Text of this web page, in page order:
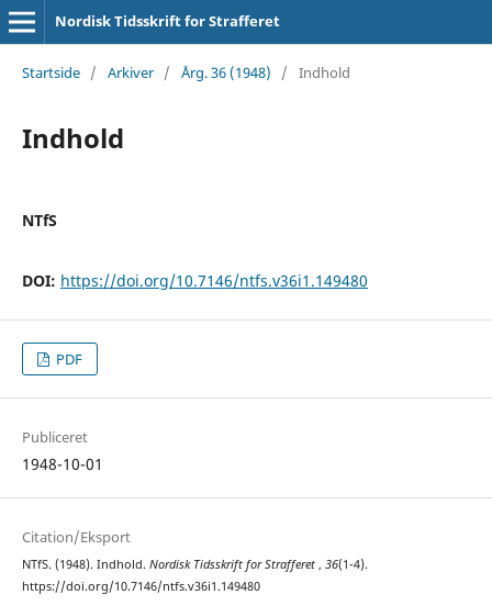
Nordisk Tidsskrift for Strafferet
Startside / Arkiver / Årg. 36 (1948) / Indhold
Indhold
NTfS
DOI: https://doi.org/10.7146/ntfs.v36i1.149480
PDF
Publiceret
1948-10-01
Citation/Eksport
NTfS. (1948). Indhold. Nordisk Tidsskrift for Strafferet , 36(1-4).
https://doi.org/10.7146/ntfs.v36i1.149480